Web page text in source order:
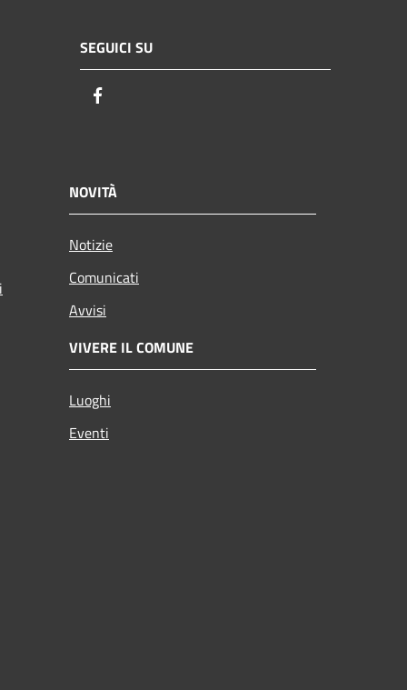
SEGUICI SU
NOVITÀ
Notizie
Comunicati
Avvisi
VIVERE IL COMUNE
Luoghi
Eventi